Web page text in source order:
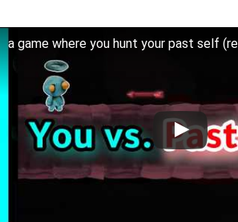
a game where you hunt your past self